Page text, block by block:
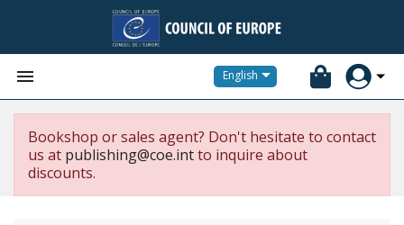
 English
Bookshop or sales agent? Don't hesitate to contact
us at publishing@coe.intto inquire about
discounts.